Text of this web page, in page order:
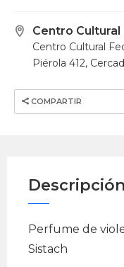
Centro
Centro Cultural
Piérola 412,
COMPARTIR
Descripción
Perfume de
Sistach